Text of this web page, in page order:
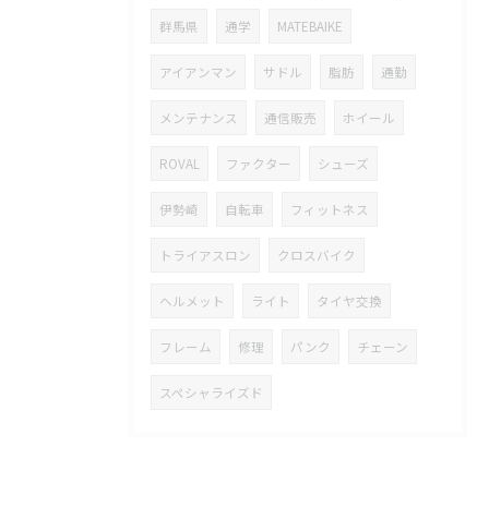
群馬県 通学 MATEBAIKE
アイアンマン サドル 脂肪 通勤
メンテナンス 通信販売 ホイール
ROVAL ファクター シューズ
伊勢崎 自転車 フィットネス
トライアスロン クロスバイク
ヘルメット ライト タイヤ交換
フレーム 修理 パンク チェーン
スペシャライズド